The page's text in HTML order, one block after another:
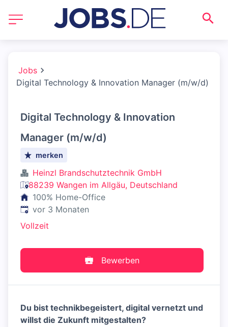
Jobs
Digital Technology & Innovation Manager (m/w/d)
Digital Technology & Innovation
Manager (m/w/d)
merken
Heinzl Brandschutztechnik GmbH
88239 Wangen im Allgäu, Deutschland
100% Home-Office
Veröffentlicht:
vor 3 Monaten
Vollzeit
Bewerben
Du bist technikbegeistert, digital vernetzt und
willst die Zukunft mitgestalten?